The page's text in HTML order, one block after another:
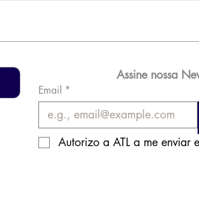
Assine nossa
Email *
Autorizo a ATL a me enviar